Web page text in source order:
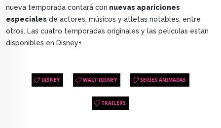
nueva temporada contará con nuevas apariciones
especiales de actores, músicos y atletas notables, entre
otros. Las cuatro temporadas originales y las películas están
disponibles en Disney+.
DISNEY WALT DISNEY SERIES ANIMADAS
TRAILERS